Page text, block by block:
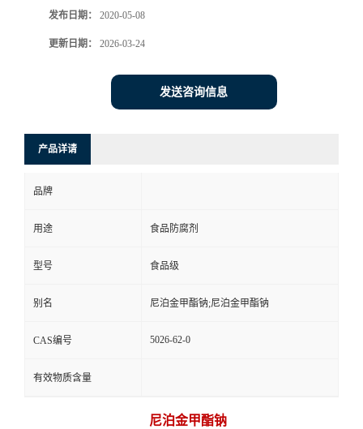
发布日期： 2020-05-08
更新日期： 2026-03-24
发送咨询信息
产品详请
品牌
用途 食品防腐剂
型号 食品级
别名 尼泊金甲酯钠;尼泊金甲酯钠
CAS编号 5026-62-0
有效物质含量
尼泊金甲酯钠